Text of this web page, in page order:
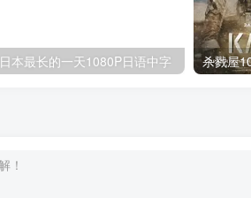
日本最长的一天1080P日语中字 杀戮屋